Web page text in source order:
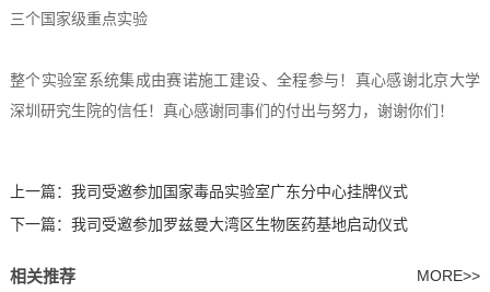
三个国家级重点实验
整个实验室系统集成由赛诺施工建设、全程参与！真心感谢北京大学
深圳研究生院的信任！真心感谢同事们的付出与努力，谢谢你们！
上一篇： 我司受邀参加国家毒品实验室广东分中心挂牌仪式
下一篇： 我司受邀参加罗兹曼大湾区生物医药基地启动仪式
相关推荐 MORE>>